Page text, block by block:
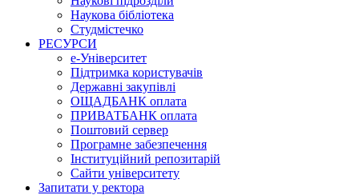
Наукова бібліотека
Студмістечко
РЕСУРСИ
е-Університет
Підтримка користувачів
Державні закупівлі
ОЩАДБАНК оплата
ПРИВАТБАНК оплата
Поштовий сервер
Програмне забезпечення
Інституційний репозитарій
Сайти університету
Запитати у ректора